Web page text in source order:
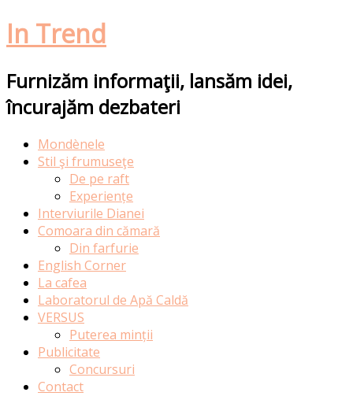
In Trend
Furnizăm informaţii, lansăm idei,
încurajăm dezbateri
Skip Mondènele
Stil şi frumuseţe
De pe raft
Experiențe
Interviurile Dianei
Comoara din cămară
Din farfurie
English Corner
La cafea
Laboratorul de Apă Caldă
VERSUS
Puterea minții
Publicitate
Concursuri
Contact